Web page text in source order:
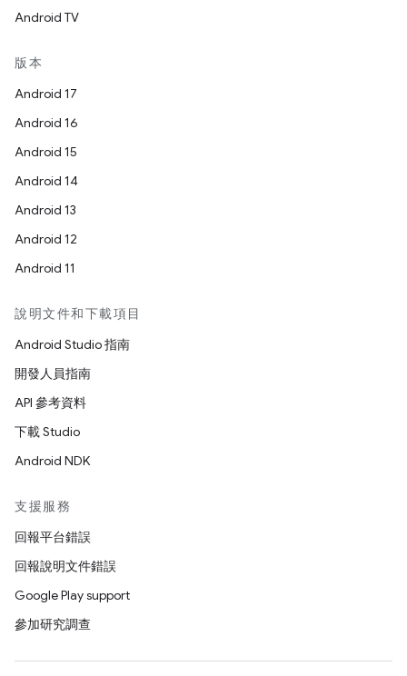
Android TV
版本
Android 17
Android 16
Android 15
Android 14
Android 13
Android 12
Android 11
說明文件和下載項目
Android Studio 指南
開發人員指南
API 參考資料
下載 Studio
Android NDK
支援服務
回報平台錯誤
回報說明文件錯誤
Google Play support
參加研究調查